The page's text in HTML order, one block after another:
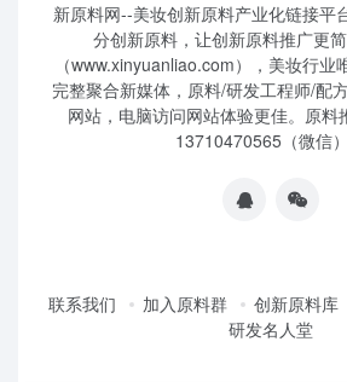
新原料网--美妆创新原料产业化链接平
分创新原料，让创新原料推广更
（www.xinyuanliao.com），美妆行业
完整聚合新媒体，原料/研发工程师/配
网站，电脑访问网站体验更佳。原料
13710470565（微信）
联系我们 加入原料群 创新原料库
研发名人堂